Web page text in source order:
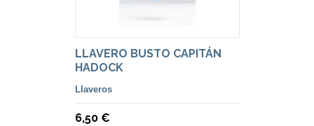
LLAVERO BUSTO CAPITÁN
HADOCK
Llaveros
6,50 €